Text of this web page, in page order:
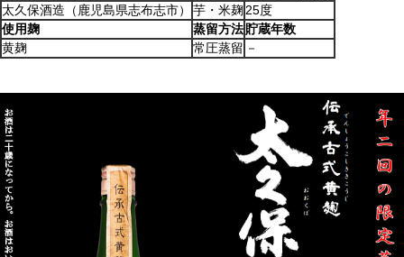
太久保酒造（鹿児島県志布志市）
芋・米麹25度
使用麹
蒸留方法貯蔵年数
黄麹
常圧蒸留 －